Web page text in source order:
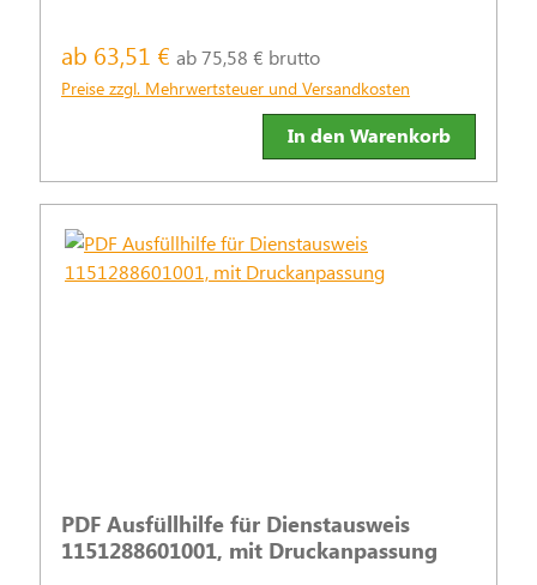
ab 63,51 € ab 75,58 € brutto
Preise zzgl. Mehrwertsteuer und Versandkosten
In den Warenkorb
PDF Ausfüllhilfe für Dienstausweis
1151288601001, mit Druckanpassung